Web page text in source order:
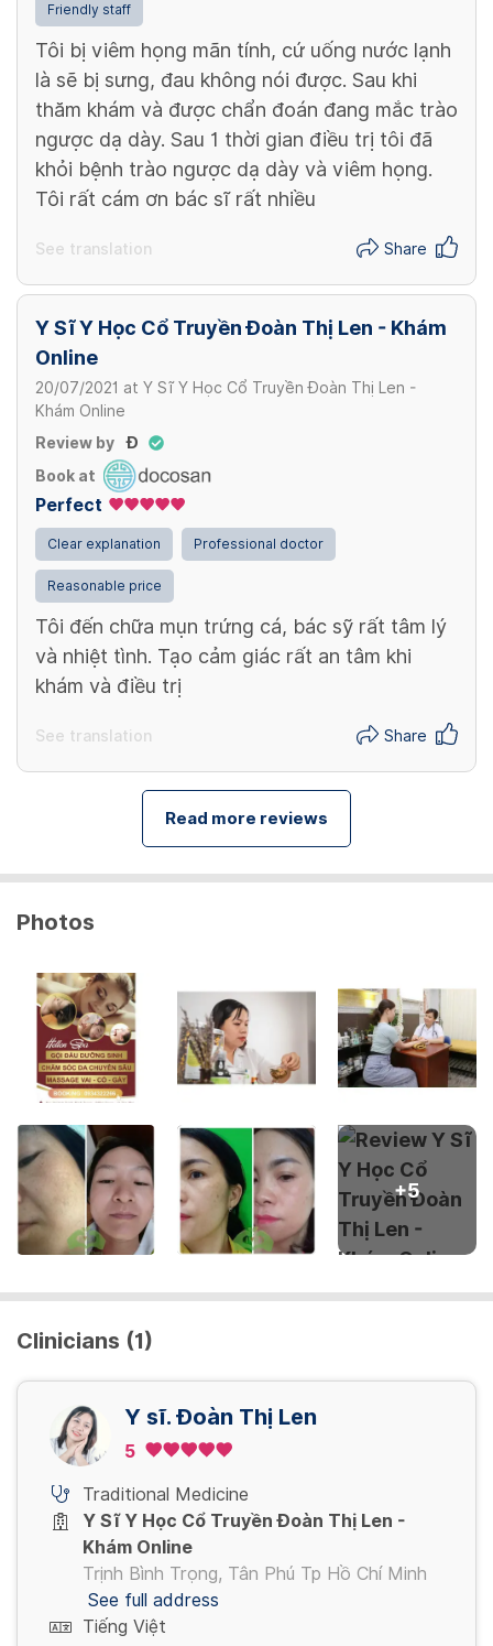
Friendly staff
Tôi bị viêm họng mãn tính, cứ uống nước lạnh
là sẽ bị sưng, đau không nói được. Sau khi
thăm khám và được chẩn đoán đang mắc trào
ngược dạ dày. Sau 1 thời gian điều trị tôi đã
khỏi bệnh trào ngược dạ dày và viêm họng.
Tôi rất cám ơn bác sĩ rất nhiều
See translation Share
Y Sĩ Y Học Cổ Truyền Đoàn Thị Len - Khám
Online
20/07/2021 at Y Sĩ Y Học Cổ Truyền Đoàn Thị Len -
Khám Online
Review by
Đ
Book at
Perfect
Clear explanation Professional doctor
Reasonable price
Tôi đến chữa mụn trứng cá, bác sỹ rất tâm lý
và nhiệt tình. Tạo cảm giác rất an tâm khi
khám và điều trị
See translation Share
Read more reviews
Photos
+5
Clinicians (1)
Y sĩ. Đoàn Thị Len
5
Traditional Medicine
Y Sĩ Y Học Cổ Truyền Đoàn Thị Len -
Khám Online
Trịnh Bình Trọng, Tân Phú Tp Hồ Chí Minh
See full address
Tiếng Việt